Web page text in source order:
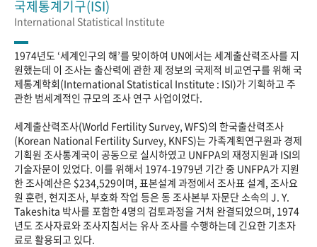
국제통계기구(ISI)
International Statistical Institute
1974년도 ‘세계인구의 해’를 맞이하여 UN에서는 세계출산력조사를 지
원했는데 이 조사는 출산력에 관한 제 정보의 국제적 비교연구를 위해 국
제통계학회(International Statistical Institute : ISI)가 기획하고 주
관한 범세계적인 규모의 조사 연구 사업이었다.
세계출산력조사(World Fertility Survey, WFS)의 한국출산력조사
(Korean National Fertility Survey, KNFS)는 가족계획연구원과 경제
기획원 조사통계국이 공동으로 실시하였고 UNFPA의 재정지원과 ISI의
기술자문이 있었다. 이를 위해서 1974-1979년 기간 중 UNFPA가 지원
한 조사예산은 $234,529이며, 표본설계 과정에서 조사표 설계, 조사요
원 훈련, 현지조사, 부호화 작업 등은 동 조사본부 자문단 소속의 J. Y.
Takeshita 박사를 포함한 4명의 검토과정을 거처 완결되었으며, 1974
년도 조사자료와 조사지침서는 유사 조사를 수행하는데 긴요한 기초자
료로 활용되고 있다.